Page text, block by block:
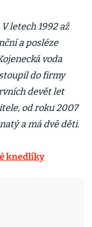
letech 1992 až
a posléze
voda
do firmy
devět let
od roku 2007
a má dvě děti.
knedlíky